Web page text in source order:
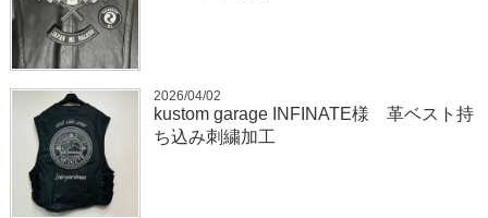
2026/04/02
kustom garage INFINATE様 革ベスト持
ち込み刺繍加工